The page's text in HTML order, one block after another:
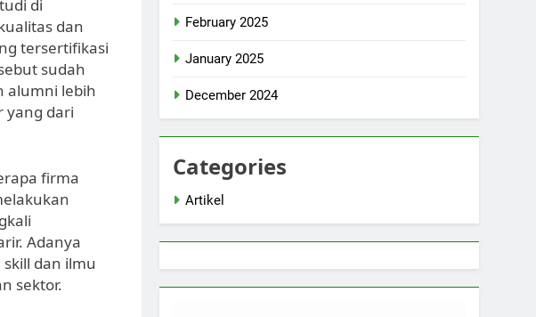
di
dan
tersertifikasi
sudah
alumni lebih
yang dari
firma
Adanya
dan ilmu
sektor.
February 2025
January 2025
December 2024
Categories
Artikel